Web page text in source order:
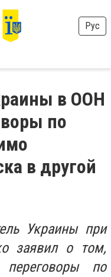
Рус
в ООН
по
в другой
Украины при
заявил о том,
по